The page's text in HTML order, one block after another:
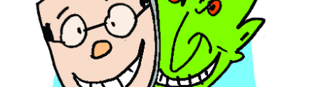
ארכיון
מגזין